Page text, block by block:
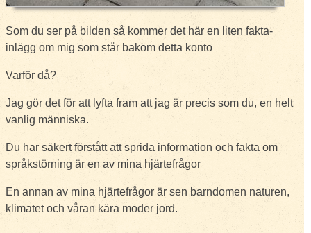
Som du ser på bilden så kommer det här en liten fakta-
inlägg om mig som står bakom detta konto
Varför då?
Jag gör det för att lyfta fram att jag är precis som du, en helt
vanlig människa.
Du har säkert förstått att sprida information och fakta om
språkstörning är en av mina hjärtefrågor
En annan av mina hjärtefrågor är sen barndomen naturen,
klimatet och våran kära moder jord.